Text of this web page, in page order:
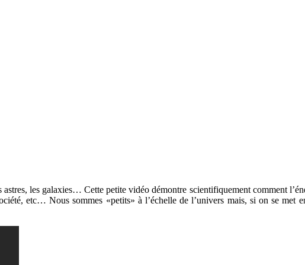
les galaxies… Cette petite vidéo démontre scientifiquement comment
etc… Nous sommes «petits» à l’échelle de l’univers mais, si on se met